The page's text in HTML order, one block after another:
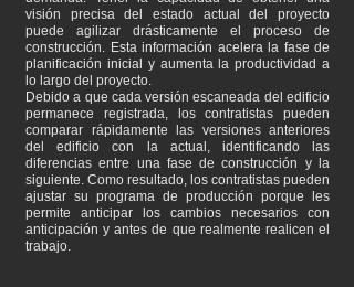
visión precisa del estado actual del proyecto
puede agilizar drásticamente el proceso de
construcción. Esta información acelera la fase de
planificación inicial y aumenta la productividad a
lo largo del proyecto.
Debido a que cada versión escaneada del edificio
permanece registrada, los contratistas pueden
comparar rápidamente las versiones anteriores
del edificio con la actual, identificando las
diferencias entre una fase de construcción y la
siguiente. Como resultado, los contratistas pueden
ajustar su programa de producción porque les
permite anticipar los cambios necesarios con
anticipación y antes de que realmente realicen el
trabajo.